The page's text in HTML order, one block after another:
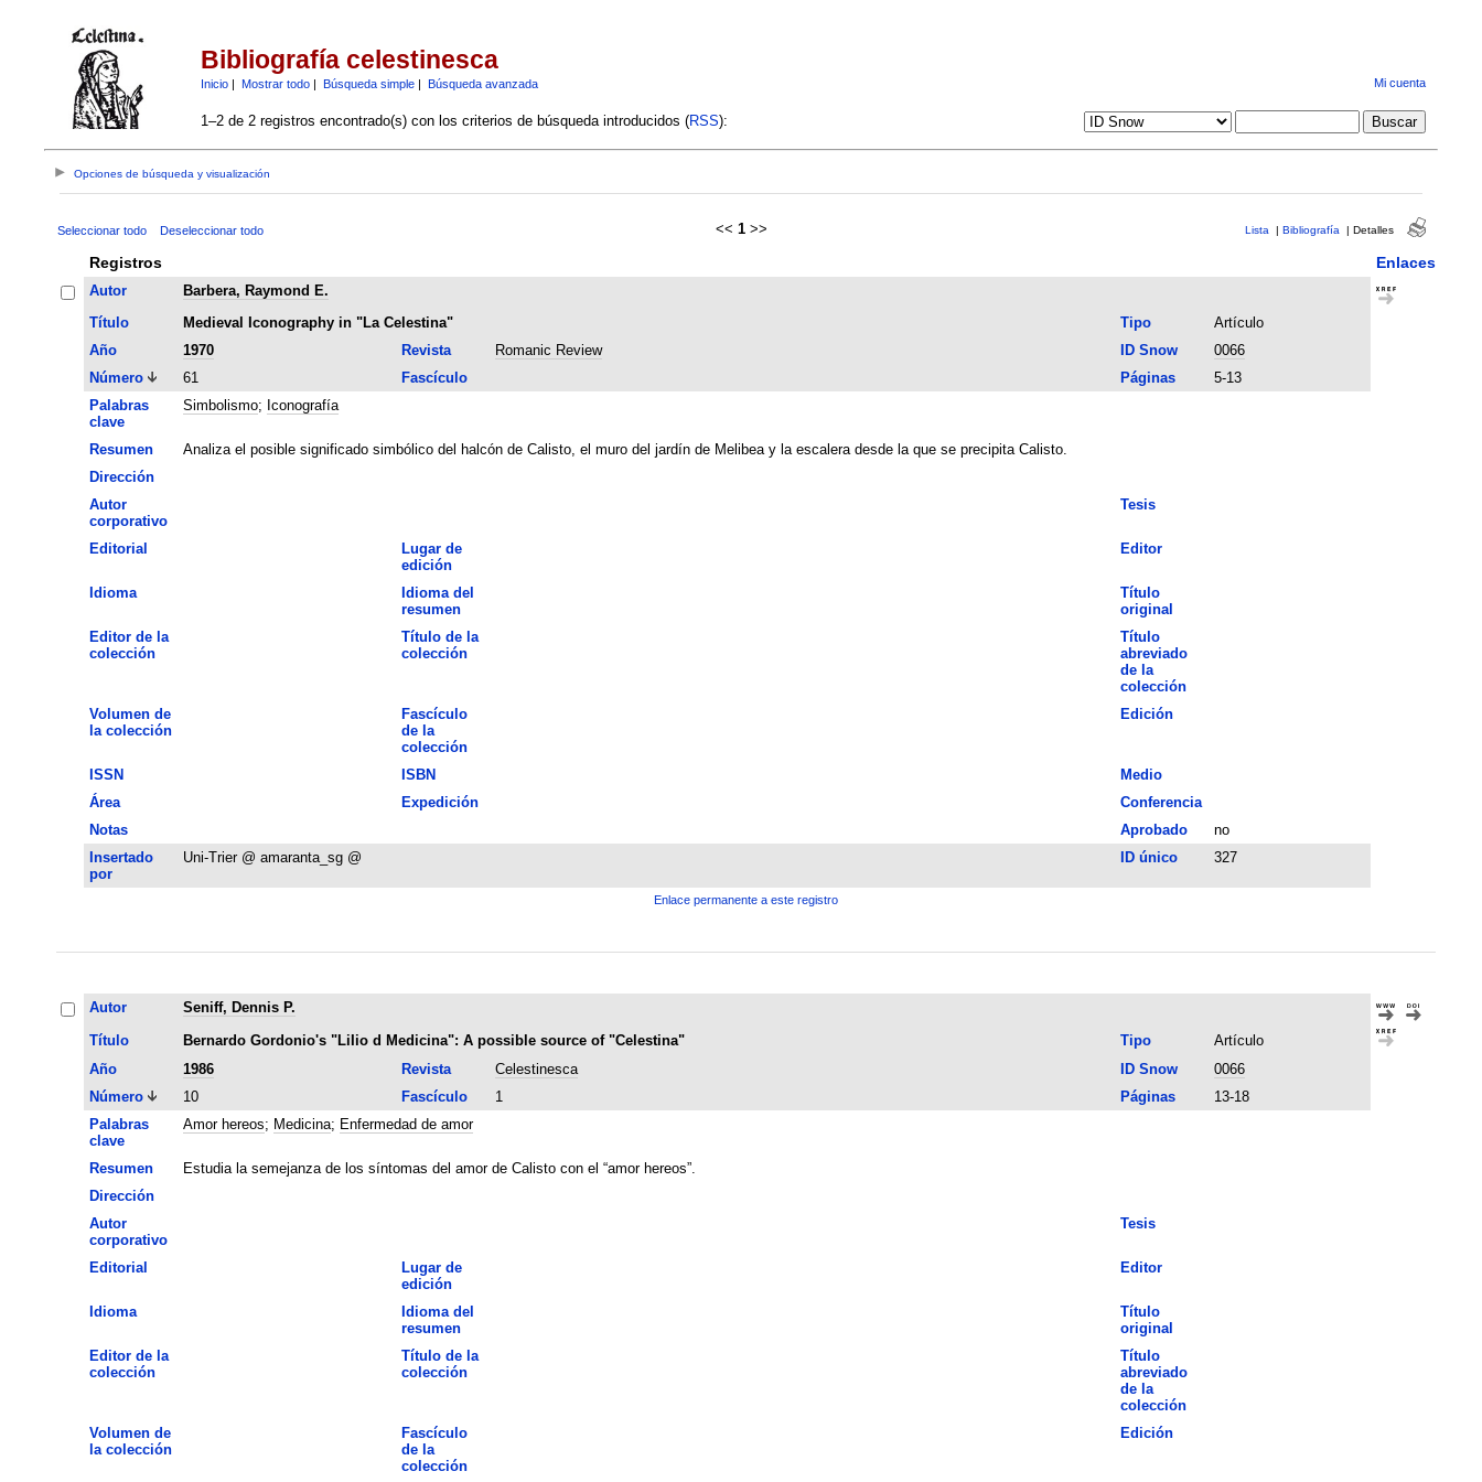
Bibliografía celestinesca
Inicio| Mostrar todo| Búsqueda simple| Búsqueda avanzada Mi cuenta
1–2 de 2 registros encontrado(s) con los criterios de búsqueda introducidos (RSS):
Opciones de búsqueda y visualización
Seleccionar todo Deseleccionar todo << 1 >> Lista | Bibliografía | Detalles
Registros Enlaces
Autor
Barbera, Raymond E.
Título
Medieval Iconography in "La Celestina" Tipo
Artículo
Año
1970 Revista Romanic Review ID Snow
0066
Número
61 Fascículo Páginas
5-13
Palabras
clave
Simbolismo; Iconografía
Resumen
Analiza el posible significado simbólico del halcón de Calisto, el muro del jardín de Melibea y la escalera desde la que se precipita Calisto.
Dirección
Autor
corporativo
Tesis
Editorial
Lugar de
edición
Editor
Idioma
Idioma del
resumen
Título
original
Editor de la
colección
Título de la
colección
Título
abreviado
de la
colección
Volumen de
la colección
Fascículo
de la
colección
Edición
ISSN ISBN
Medio
Área
Expedición
Conferencia
Notas
Aprobado
no
Insertado
por
Uni-Trier @ amaranta_sg @ ID único 327
Enlace permanente a este registro
Autor
Seniff, Dennis P.
Título
Bernardo Gordonio's "LiIio d Medicina": A possible source of "Celestina" Tipo
Artículo
Año
1986 Revista Celestinesca ID Snow
0066
Número
10 Fascículo 1 Páginas
13-18
Palabras
clave
Amor hereos; Medicina; Enfermedad de amor
Resumen
Estudia la semejanza de los síntomas del amor de Calisto con el “amor hereos”.
Dirección
Autor
corporativo
Tesis
Editorial
Lugar de
edición
Editor
Idioma
Idioma del
resumen
Título
original
Editor de la
colección
Título de la
colección
Título
abreviado
de la
colección
Volumen de
la colección
Fascículo
de la
colección
Edición